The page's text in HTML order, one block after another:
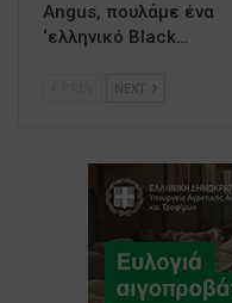
Angus, πουλάμε ένα
‘ελληνικό Black…
NEXT